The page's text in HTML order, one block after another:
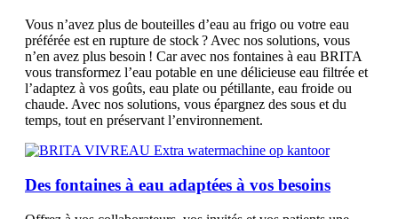
Vous n’avez plus de bouteilles d’eau au frigo ou votre eau
préférée est en rupture de stock ? Avec nos solutions, vous
n’en avez plus besoin ! Car avec nos fontaines à eau BRITA
vous transformez l’eau potable en une délicieuse eau filtrée et
l’adaptez à vos goûts, eau plate ou pétillante, eau froide ou
chaude. Avec nos solutions, vous épargnez des sous et du
temps, tout en préservant l’environnement.
Des fontaines à eau adaptées à vos besoins